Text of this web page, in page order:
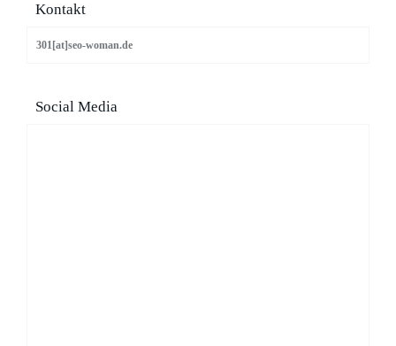
Kontakt
301[at]seo-woman.de
Social Media